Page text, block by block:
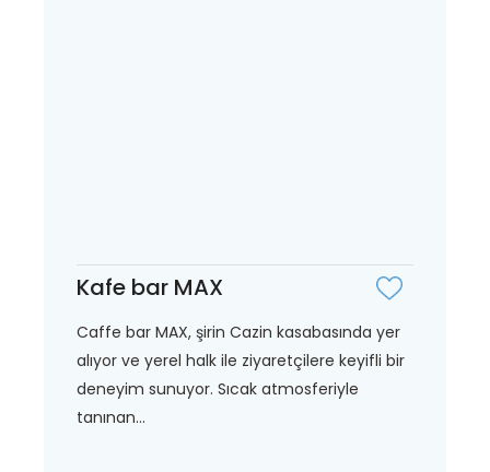
Kafe bar MAX
Caffe bar MAX, şirin Cazin kasabasında yer
alıyor ve yerel halk ile ziyaretçilere keyifli bir
deneyim sunuyor. Sıcak atmosferiyle
tanınan...